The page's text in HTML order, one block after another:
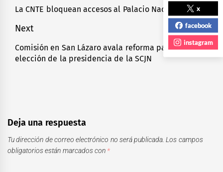
de
entradas
Previous
La CNTE bloquean accesos al Palacio Nacional
Next
Next
post:
Comisión en San Lázaro avala reforma para la
elección de la presidencia de la SCJN
Deja una respuesta
Tu dirección de correo electrónico no será publicada. Los campos
obligatorios están marcados con *
x
facebook
instagram